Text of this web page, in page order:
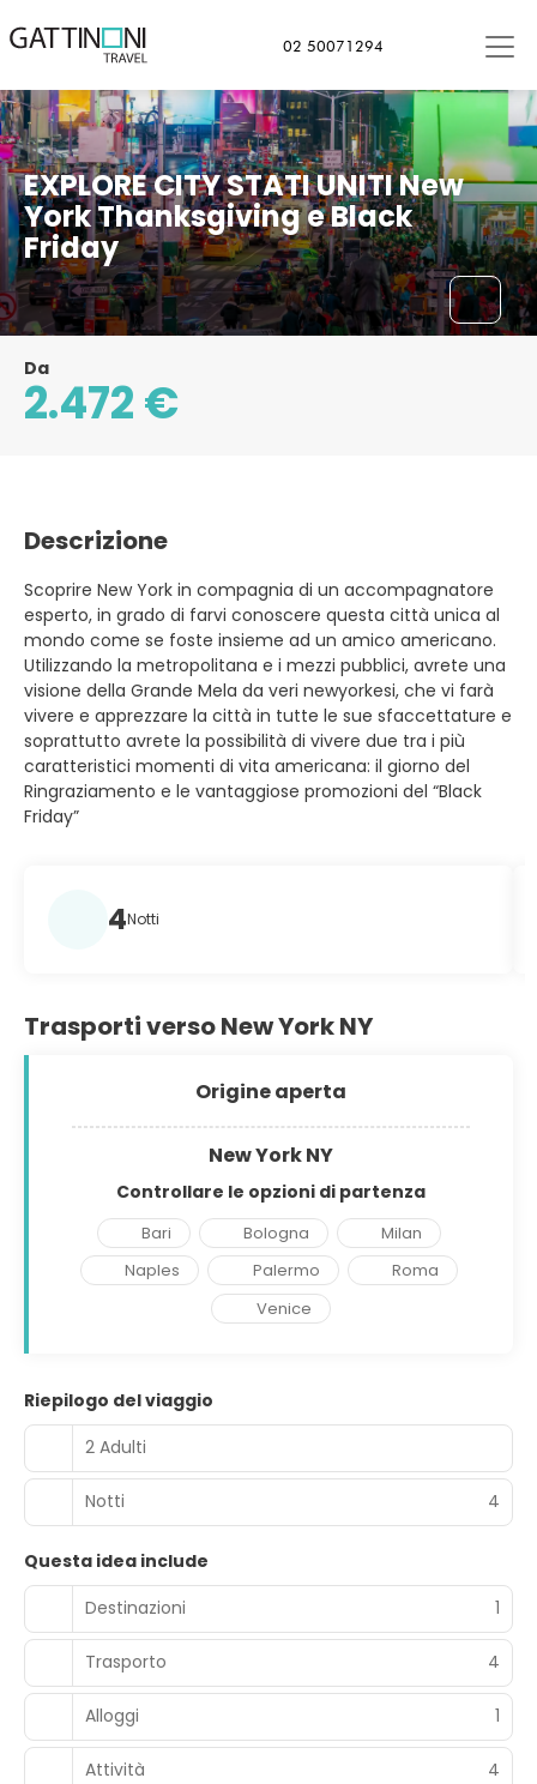
02 50071294
EXPLORE CITY STATI UNITI New
York Thanksgiving e Black
Friday
Da
2.472 €
Descrizione
Scoprire New York in compagnia di un accompagnatore
esperto, in grado di farvi conoscere questa città unica al
mondo come se foste insieme ad un amico americano.
Utilizzando la metropolitana e i mezzi pubblici, avrete una
visione della Grande Mela da veri newyorkesi, che vi farà
vivere e apprezzare la città in tutte le sue sfaccettature e
soprattutto avrete la possibilità di vivere due tra i più
caratteristici momenti di vita americana: il giorno del
Ringraziamento e le vantaggiose promozioni del “Black
Friday”
4Notti
Trasporti verso New York NY
Origine aperta
New York NY
Controllare le opzioni di partenza
Bari Bologna
Milan
Naples
Palermo
Roma
Venice
Riepilogo del viaggio
2 Adulti
Notti 4
Questa idea include
Destinazioni
1
Trasporto 4
Alloggi 1
Attività 4